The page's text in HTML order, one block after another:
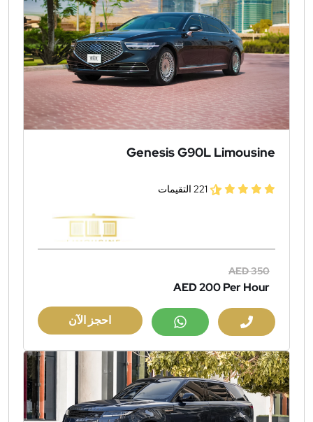
Genesis G90L Limousine
221 التقيمات
AED 350
AED 200Per Hour
احجز الآن